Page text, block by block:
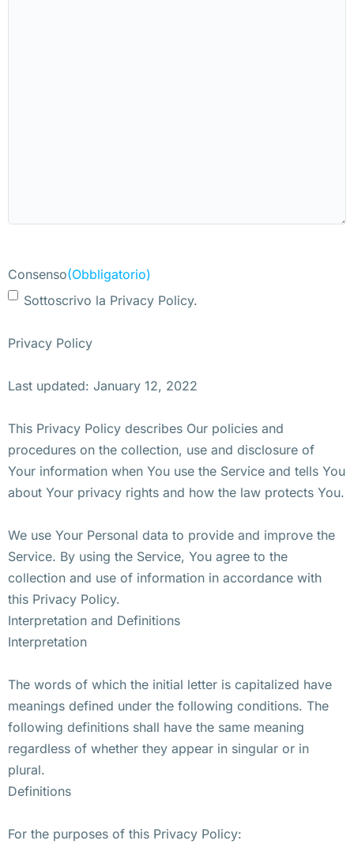
Consenso(Obbligatorio)
Sottoscrivo la Privacy Policy.
Privacy Policy
Last updated: January 12, 2022
This Privacy Policy describes Our policies and
procedures on the collection, use and disclosure of
Your information when You use the Service and tells You
about Your privacy rights and how the law protects You.
We use Your Personal data to provide and improve the
Service. By using the Service, You agree to the
collection and use of information in accordance with
this Privacy Policy.
Interpretation and Definitions
Interpretation
The words of which the initial letter is capitalized have
meanings defined under the following conditions. The
following definitions shall have the same meaning
regardless of whether they appear in singular or in
plural.
Definitions
For the purposes of this Privacy Policy: